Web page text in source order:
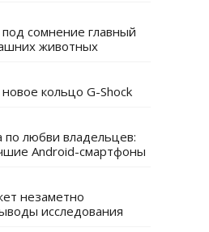
сомнение главный
животных
кольцо G-Shock
любви владельцев:
Android-смартфоны
незаметно
исследования